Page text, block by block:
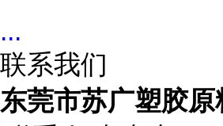
...
联系我们
东莞市苏广塑胶原